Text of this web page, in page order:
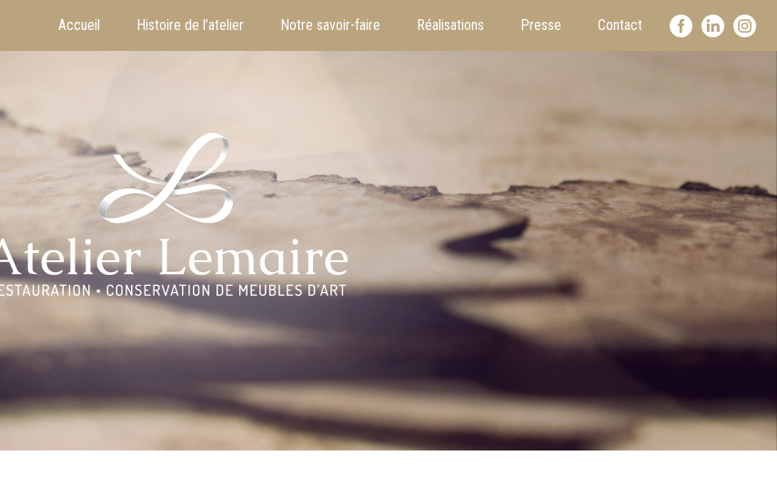
Accueil Histoire de l’atelier Notre savoir-faire Réalisations Presse Contact